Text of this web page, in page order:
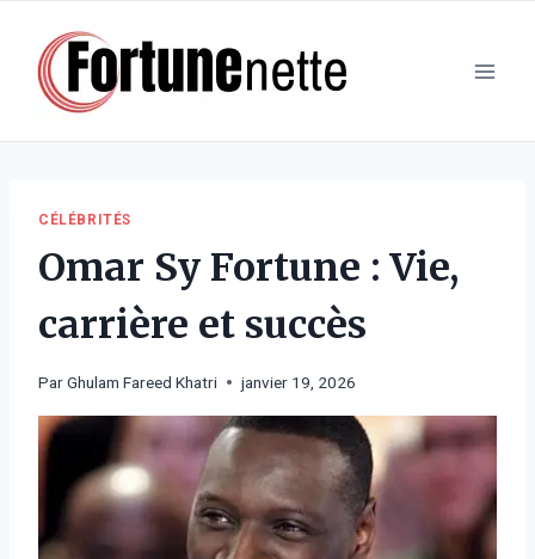
contenu
CÉLÉBRITÉS
Omar Sy Fortune : Vie,
carrière et succès
ParGhulam Fareed Khatri janvier 19, 2026